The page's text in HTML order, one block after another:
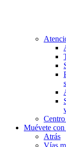
Muévete con
Atrás